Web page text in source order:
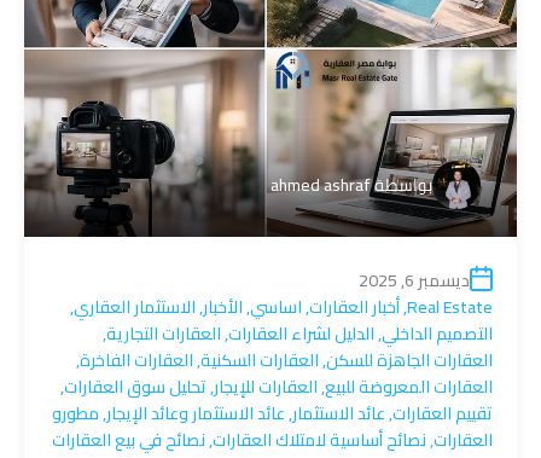
بواسطةahmed ashraf
ديسمبر 6, 2025
Real Estate
,أخبار العقارات,اساسي,الأخبار,الاستثمار العقاري,
التصميم الداخلي,الدليل لشراء العقارات,العقارات التجارية,
العقارات الجاهزة للسكن,العقارات السكنية,العقارات الفاخرة,
العقارات المعروضة للبيع,العقارات للإيجار,تحليل سوق العقارات,
تقييم العقارات,عائد الاستثمار,عائد الاستثمار وعائد الإيجار,مطورو
العقارات,نصائح أساسية لامتلاك العقارات,نصائح في بيع العقارات